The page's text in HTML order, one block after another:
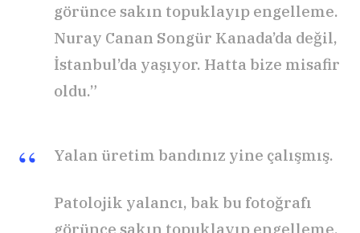
görünce sakın topuklayıp engelleme.
Nuray Canan Songür Kanada’da değil,
İstanbul’da yaşıyor. Hatta bize misafir
oldu.”
Yalan üretim bandınız yine çalışmış.
Patolojik yalancı, bak bu fotoğrafı
görünce sakın topuklayıp engelleme.